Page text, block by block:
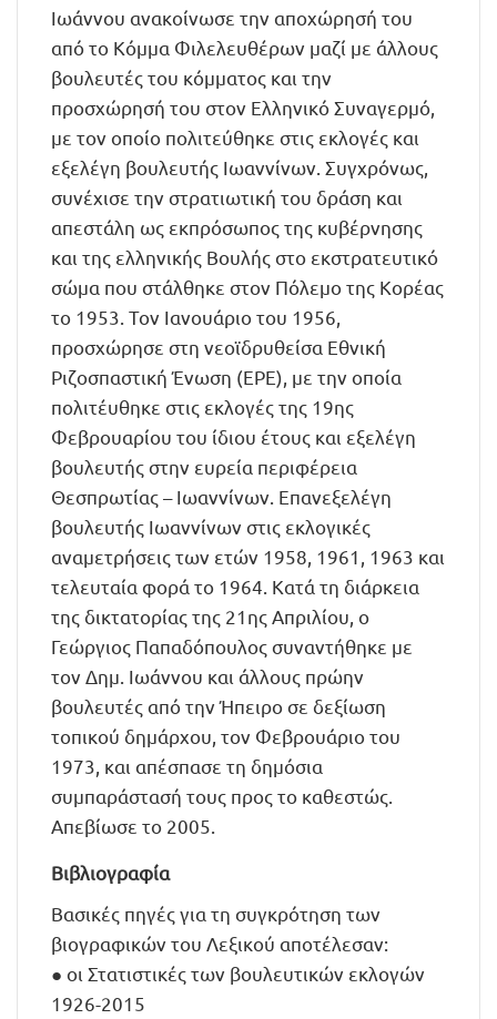
Ιωάννου ανακοίνωσε την αποχώρησή του
από το Κόμμα Φιλελευθέρων μαζί με άλλους
βουλευτές του κόμματος και την
προσχώρησή του στον Ελληνικό Συναγερμό,
με τον οποίο πολιτεύθηκε στις εκλογές και
εξελέγη βουλευτής Ιωαννίνων. Συγχρόνως,
συνέχισε την στρατιωτική του δράση και
απεστάλη ως εκπρόσωπος της κυβέρνησης
και της ελληνικής Βουλής στο εκστρατευτικό
σώμα που στάλθηκε στον Πόλεμο της Κορέας
το 1953. Τον Ιανουάριο του 1956,
προσχώρησε στη νεοϊδρυθείσα Εθνική
Ριζοσπαστική Ένωση (ΕΡΕ), με την οποία
πολιτέυθηκε στις εκλογές της 19ης
Φεβρουαρίου του ίδιου έτους και εξελέγη
βουλευτής στην ευρεία περιφέρεια
Θεσπρωτίας – Ιωαννίνων. Επανεξελέγη
βουλευτής Ιωαννίνων στις εκλογικές
αναμετρήσεις των ετών 1958, 1961, 1963 και
τελευταία φορά το 1964. Κατά τη διάρκεια
της δικτατορίας της 21ης Απριλίου, ο
Γεώργιος Παπαδόπουλος συναντήθηκε με
τον Δημ. Ιωάννου και άλλους πρώην
βουλευτές από την Ήπειρο σε δεξίωση
τοπικού δημάρχου, τον Φεβρουάριο του
1973, και απέσπασε τη δημόσια
συμπαράστασή τους προς το καθεστώς.
Απεβίωσε το 2005.
Βιβλιογραφία
Βασικές πηγές για τη συγκρότηση των
βιογραφικών του Λεξικού αποτέλεσαν:
● οι Στατιστικές των βουλευτικών εκλογών
1926-2015